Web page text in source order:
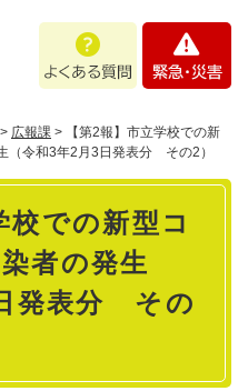
あ
問
・
> 広報課 >
【第2報】市立学校での新
（令和3年2月3日発表分 その2）
校での新型コ
者の発生
発表分 その